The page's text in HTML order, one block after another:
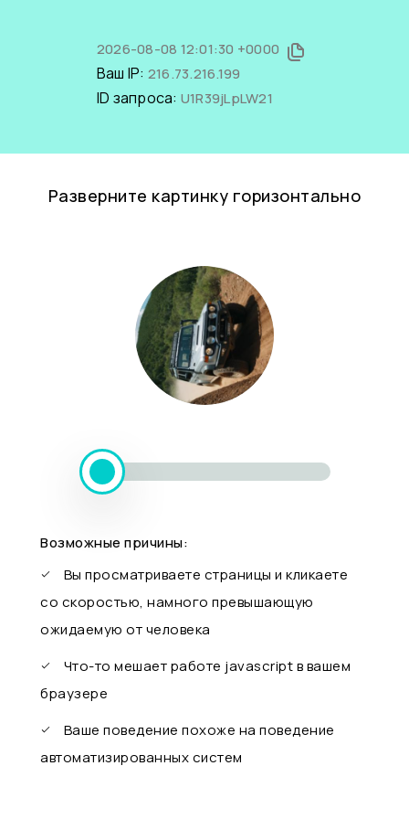
2026-08-08 12:01:30 +0000
Ваш IP: 216.73.216.199
ID запроса: U1R39jLpLW21
Разверните картинку горизонтально
Возможные причины:
Вы просматриваете страницы и кликаете
со скоростью, намного превышающую
ожидаемую от человека
Что-то мешает работе javascript в вашем
браузере
Ваше поведение похоже на поведение
автоматизированных систем